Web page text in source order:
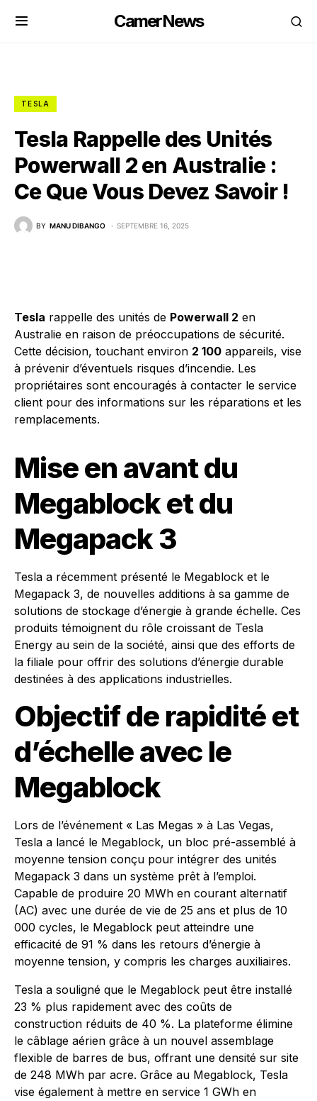
CamerNews
TESLA
Tesla Rappelle des Unités
Powerwall 2 en Australie :
Ce Que Vous Devez Savoir !
BY MANU DIBANGO SEPTEMBRE 16, 2025
Tesla rappelle des unités de Powerwall 2 en
Australie en raison de préoccupations de sécurité.
Cette décision, touchant environ 2 100 appareils, vise
à prévenir d’éventuels risques d’incendie. Les
propriétaires sont encouragés à contacter le service
client pour des informations sur les réparations et les
remplacements.
Mise en avant du
Megablock et du
Megapack 3
Tesla a récemment présenté le Megablock et le
Megapack 3, de nouvelles additions à sa gamme de
solutions de stockage d’énergie à grande échelle. Ces
produits témoignent du rôle croissant de Tesla
Energy au sein de la société, ainsi que des efforts de
la filiale pour offrir des solutions d’énergie durable
destinées à des applications industrielles.
Objectif de rapidité et
d’échelle avec le
Megablock
Lors de l’événement « Las Megas » à Las Vegas,
Tesla a lancé le Megablock, un bloc pré-assemblé à
moyenne tension conçu pour intégrer des unités
Megapack 3 dans un système prêt à l’emploi.
Capable de produire 20 MWh en courant alternatif
(AC) avec une durée de vie de 25 ans et plus de 10
000 cycles, le Megablock peut atteindre une
efficacité de 91 % dans les retours d’énergie à
moyenne tension, y compris les charges auxiliaires.
Tesla a souligné que le Megablock peut être installé
23 % plus rapidement avec des coûts de
construction réduits de 40 %. La plateforme élimine
le câblage aérien grâce à un nouvel assemblage
flexible de barres de bus, offrant une densité sur site
de 248 MWh par acre. Grâce au Megablock, Tesla
vise également à mettre en service 1 GWh en